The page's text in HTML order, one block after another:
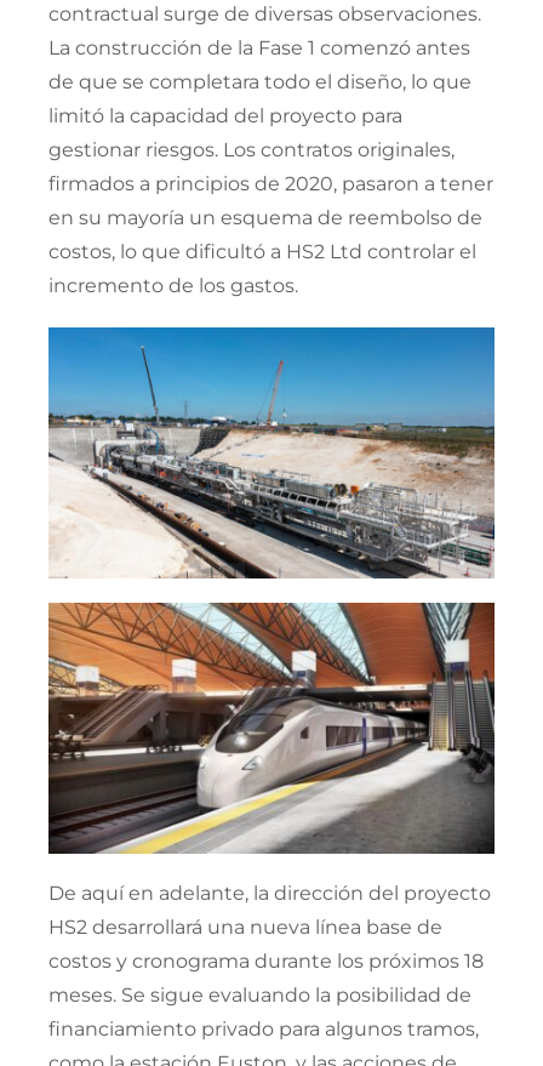
contractual surge de diversas observaciones.
La construcción de la Fase 1 comenzó antes
de que se completara todo el diseño, lo que
limitó la capacidad del proyecto para
gestionar riesgos. Los contratos originales,
firmados a principios de 2020, pasaron a tener
en su mayoría un esquema de reembolso de
costos, lo que dificultó a HS2 Ltd controlar el
incremento de los gastos.
De aquí en adelante, la dirección del proyecto
HS2 desarrollará una nueva línea base de
costos y cronograma durante los próximos 18
meses. Se sigue evaluando la posibilidad de
financiamiento privado para algunos tramos,